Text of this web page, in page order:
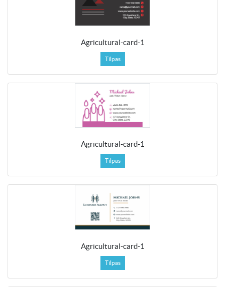
Agricultural-card-1
Tilpas
Agricultural-card-1
Tilpas
Agricultural-card-1
Tilpas